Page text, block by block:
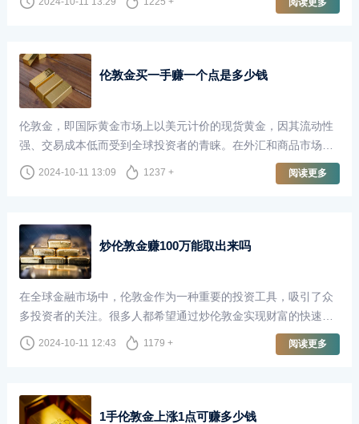
否可行，成为了一个值得探讨的话题。
阅读更多
伦敦金买一手赚一个点是多少钱
伦敦金，即国际黄金市场上以美元计价的现货黄金，因其流动性
强、交易成本低而受到全球投资者的青睐。在外汇和商品市场
中，伦敦金的交易方式与其他金融工具相似，但由于其独特的性
质，成交点数（即“点”）的价值在投资者计算收益时尤为重要。
2024-10-11 13:09 1237 + 阅读更多
炒伦敦金赚100万能取出来吗
在全球金融市场中，伦敦金作为一种重要的投资工具，吸引了众
多投资者的关注。很多人都希望通过炒伦敦金实现财富的快速增
长，甚至梦想着一夜暴富。尤其是当我们听到有人通过伦敦金交
易赚取了100万甚至更多时，这种想法更是愈发强烈。然而，炒
进行深入探讨。
2024-10-11 12:43 1179 + 阅读更多
1手伦敦金上涨1点可赚多少钱